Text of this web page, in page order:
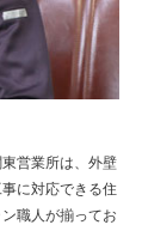
営業所は、外壁
に対応できる住
職人が揃ってお